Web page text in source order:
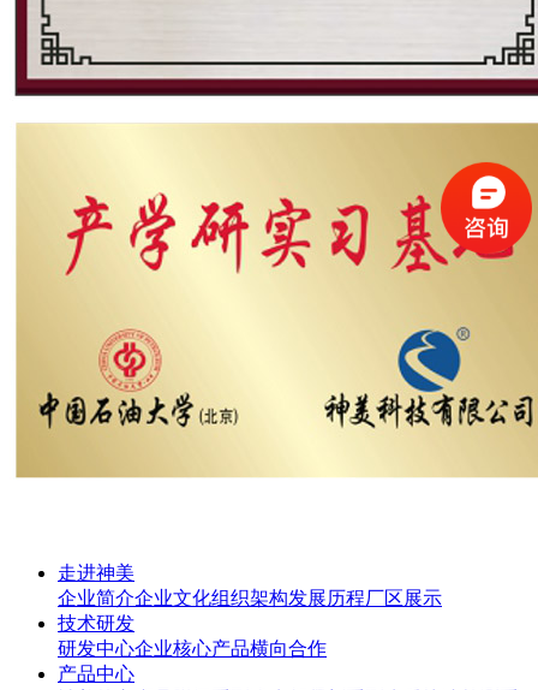
走进神美
企业简介企业文化组织架构发展历程厂区展示
技术研发
研发中心企业核心产品横向合作
产品中心